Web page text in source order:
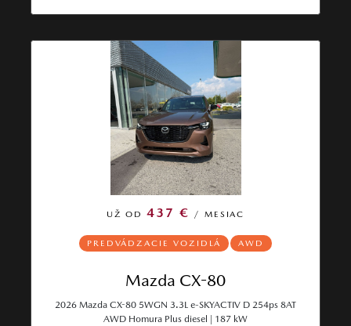
UŽ OD437 € / MESIAC
PREDVÁDZACIE VOZIDLÁ AWD
Mazda CX-80
2026 Mazda CX-80 5WGN 3.3L e-SKYACTIV D 254ps 8AT
AWD Homura Plus diesel | 187 kW